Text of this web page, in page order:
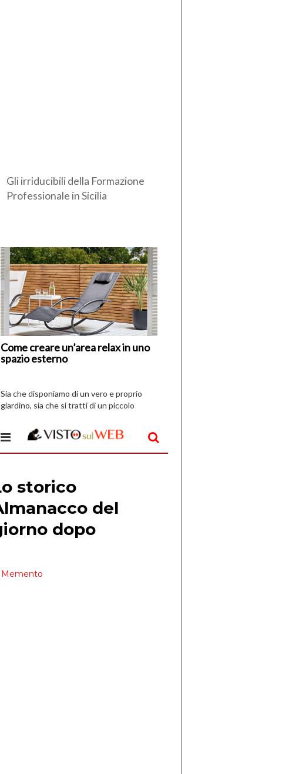
Gli irriducibili della Formazione
Professionale in Sicilia
Come creare un’area relax in uno
spazio esterno
di
I
Vespri
Sia che disponiamo di un vero e proprio
giardino, sia che si tratti di un piccolo